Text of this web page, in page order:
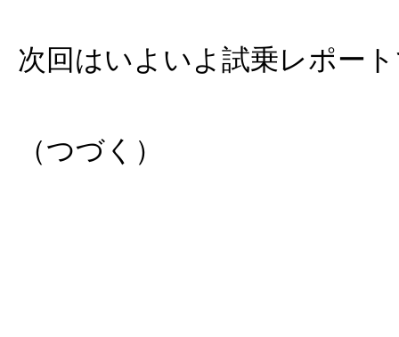
次回はいよいよ試乗レポー
（つづく）